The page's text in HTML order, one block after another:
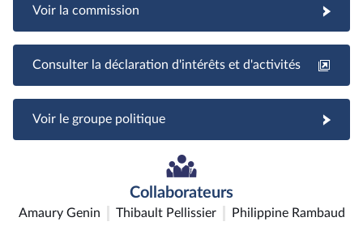
Voir la commission
Consulter la déclaration d'intérêts et d'activités
Voir le groupe politique
Collaborateurs
Amaury Genin Thibault Pellissier Philippine Rambaud